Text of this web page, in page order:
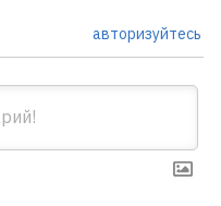
авторизуйтесь